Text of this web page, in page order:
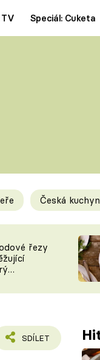
Speciál: Cuketa
Novinky
ČASOPIS
Česká
řezy
SDÍLET